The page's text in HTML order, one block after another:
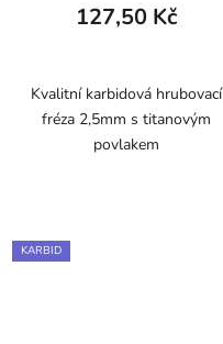
127,50 Kč
Kvalitní karbidová hrubovací
fréza 2,5mm s titanovým
povlakem
KARBID